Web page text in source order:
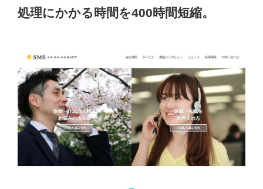
処理にかかる時間を400時間短縮。